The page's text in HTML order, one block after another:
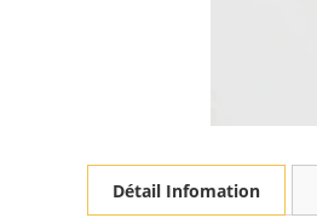
Détail Infomation